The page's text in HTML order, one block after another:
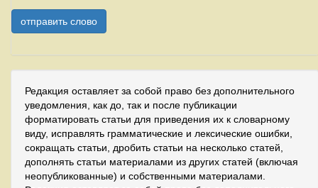
Редакция оставляет за собой право без дополнительного
уведомления, как до, так и после публикации
форматировать статьи для приведения их к словарному
виду, исправлять грамматические и лексические ошибки,
сокращать статьи, дробить статьи на несколько статей,
дополнять статьи материалами из других статей (включая
неопубликованные) и собственными материалами.